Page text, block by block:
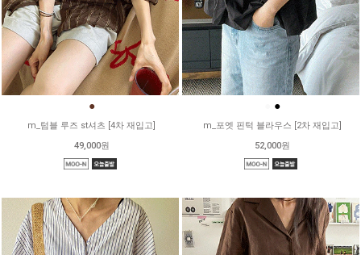
●
m_텀블 루즈 st셔츠 [4차 재입고]
49,000원
●
m_포엣 핀턱 블라우스 [2차 재입고]
52,000원